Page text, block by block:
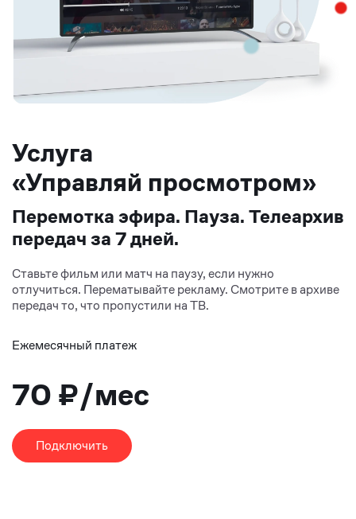
Услуга
«Управляй просмотром»
Перемотка эфира. Пауза. Телеархив
передач за 7 дней.
Ставьте фильм или матч на паузу, если нужно
отлучиться. Перематывайте рекламу. Смотрите в архиве
передач то, что пропустили на ТВ.
Ежемесячный платеж
70 ₽/мес
Подключить